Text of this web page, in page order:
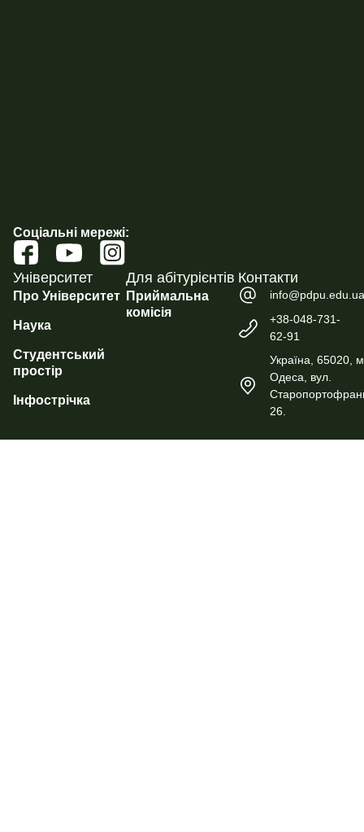
Соціальні мережі:
Університет
Про Університет
Наука
Студентський
простір
Інфострічка
Для абітурієнтів
Приймальна
комісія
Контакти
+38-048-731-
62-91
Україна, 65020,
Одеса, вул.
26.